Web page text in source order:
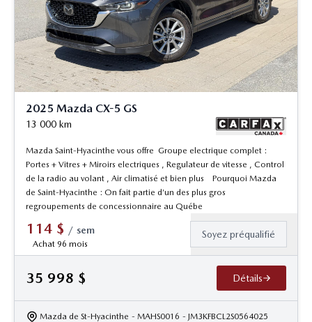
2025 Mazda CX-5 GS
13 000 km
Mazda Saint-Hyacinthe vous offre Groupe electrique complet :
Portes + Vitres + Miroirs electriques , Regulateur de vitesse , Control
de la radio au volant , Air climatisé et bien plus Pourquoi Mazda
de Saint-Hyacinthe : On fait partie d’un des plus gros
regroupements de concessionnaire au Québe
114 $ / sem
Achat 96 mois
Soyez préqualifié
35 998 $ Détails
Mazda de St-Hyacinthe - MAHS0016 - JM3KFBCL2S0564025